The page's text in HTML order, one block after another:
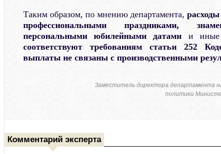
Таким образом, по мнению департамента,
профессиональными праздниками,
персональными юбилейными датами и иные
соответствуют требованиям статьи 252
выплаты не связаны с производственными
Заместитель директора департамента
политики
Комментарий эксперта